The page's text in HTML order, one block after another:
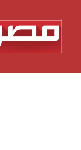
المحتوى